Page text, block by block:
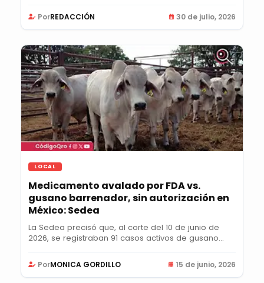
PorREDACCIÓN 30 de julio, 2026
LOCAL
Medicamento avalado por FDA vs.
gusano barrenador, sin autorización en
México: Sedea
La Sedea precisó que, al corte del 10 de junio de
2026, se registraban 91 casos activos de gusano...
PorMONICA GORDILLO 15 de junio, 2026